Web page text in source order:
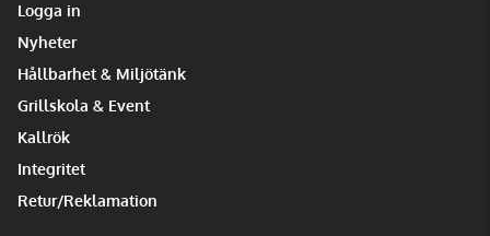
Logga in
Nyheter
Hållbarhet & Miljötänk
Grillskola & Event
Kallrök
Integritet
Retur/Reklamation